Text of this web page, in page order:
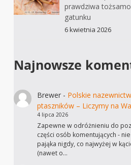
prawdziwa
gatunku
6 kwietnia 2026
Najnowsze
Brewer- Polskie
ptaszników – Liczymy na
4 lipca 2026
Zapewne w odróżnieniu do
części osób komentujących - nie
pająka nigdy, co najwyżej w
(nawet o…